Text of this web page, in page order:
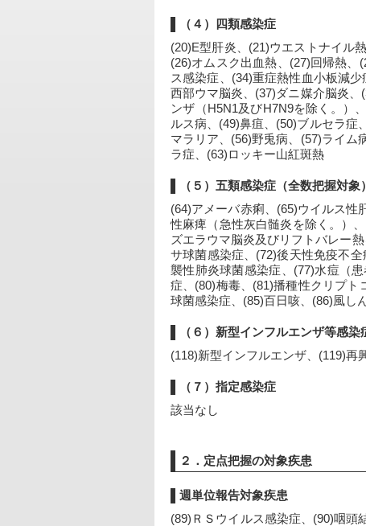
（４）四類感染症
(20)E型肝炎、(21)ウエストナイル
(26)オムスク出血熱、(27)回帰熱
ス感染症、(34)重症熱性血小板減
西部ウマ脳炎、(37)ダニ媒介脳炎
ンザ（H5N1及びH7N9を除く。）
ルス病、(49)鼻疽、(50)ブルセラ症
マラリア、(56)野兎病、(57)ライム
ラ症、(63)ロッキー山紅斑熱
（５）五類感染症（全数把握対象）
(64)アメーバ赤痢、(65)ウイルス性
性麻痺（急性灰白髄炎を除く。）
ズエラウマ脳炎及びリフトバレー
サ球菌感染症、(72)後天性免疫不
襲性肺炎球菌感染症、(77)水痘（
症、(80)梅毒、(81)播種性クリプ
球菌感染症、(85)百日咳、(86)風し
（６）新型インフルエンザ等感染
(118)新型インフルエンザ、(119)再
（７）指定感染症
該当なし
２．定点把握の対象疾患
週単位報告対象疾患
(89)ＲＳウイルス感染症、(90)咽頭